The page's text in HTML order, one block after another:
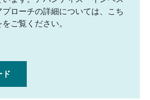
プローチの詳細については、こち
ご覧ください。
ド